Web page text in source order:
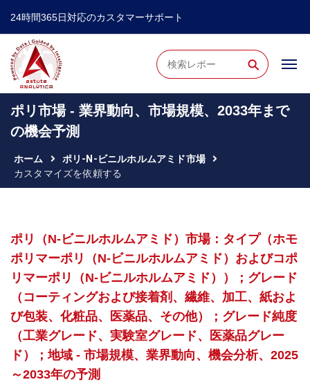
24時間365日対応のカスタマーサポート
⚲
ポリ市場 - 業界動向、市場規模、2033年まで
の機会予測
ホーム
ポリ-N-ビニルホルムアミド市場
カスタマイズを依頼する
ポリ（N-ビニルホルムアミド）市場：タイプ（ホモ
ポリマーポリ（N-ビニルホルムアミド）およびコポ
リマーポリ（N-ビニルホルムアミド））；グレード
（コーティングおよび接着剤、繊維、加工、紙およ
び包装、化粧品、医薬品、その他）；グレード純度
（工業グレード、実験室グレード、医薬品グレー
ド）；地域 - 市場規模、業界動向、機会分析、2025
～2033年の予測